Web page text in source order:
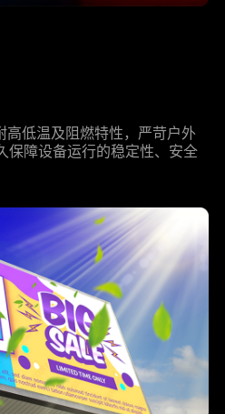
高低温及阻燃特性，严苛户外
保障设备运行的稳定性、安全